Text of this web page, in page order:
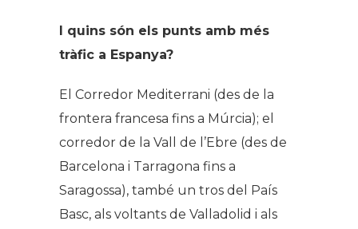
I quins són els punts amb més
tràfic a Espanya?
El Corredor Mediterrani (des de la
frontera francesa fins a Múrcia); el
corredor de la Vall de l’Ebre (des de
Barcelona i Tarragona fins a
Saragossa), també un tros del País
Basc, als voltants de Valladolid i als